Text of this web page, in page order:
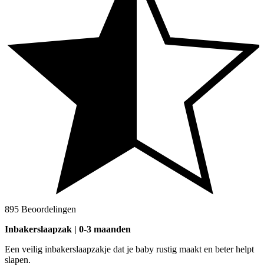
895 Beoordelingen
Inbakerslaapzak | 0-3 maanden
Een veilig inbakerslaapzakje dat je baby rustig maakt en beter helpt
slapen.